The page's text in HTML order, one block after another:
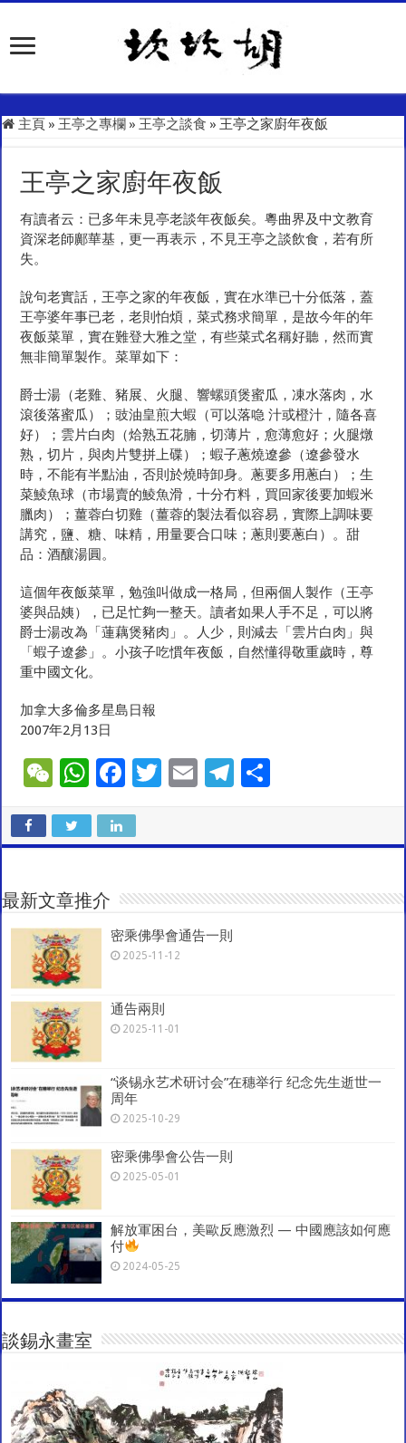
主頁 » 王亭之專欄 » 王亭之談食 » 王亭之家廚年夜飯
王亭之家廚年夜飯
有讀者云：已多年未見亭老談年夜飯矣。粵曲界及中文教育
資深老師鄺華基，更一再表示，不見王亭之談飲食，若有所
失。
說句老實話，王亭之家的年夜飯，實在水準已十分低落，蓋
王亭婆年事已老，老則怕煩，菜式務求簡單，是故今年的年
夜飯菜單，實在難登大雅之堂，有些菜式名稱好聽，然而實
無非簡單製作。菜單如下：
爵士湯（老雞、豬展、火腿、響螺頭煲蜜瓜，凍水落肉，水
滾後落蜜瓜）；豉油皇煎大蝦（可以落喼 汁或橙汁，隨各喜
好）；雲片白肉（烚熟五花腩，切薄片，愈薄愈好；火腿燉
熟，切片，與肉片雙拼上碟）；蝦子蔥燒遼參（遼參發水
時，不能有半點油，否則於燒時卸身。蔥要多用蔥白）；生
菜鯪魚球（市場賣的鯪魚滑，十分冇料，買回家後要加蝦米
臘肉）；薑蓉白切雞（薑蓉的製法看似容易，實際上調味要
講究，鹽、糖、味精，用量要合口味；蔥則要蔥白）。甜
品：酒釀湯圓。
這個年夜飯菜單，勉強叫做成一格局，但兩個人製作（王亭
婆與品姨），已足忙夠一整天。讀者如果人手不足，可以將
爵士湯改為「蓮藕煲豬肉」。人少，則減去「雲片白肉」與
「蝦子遼參」。小孩子吃慣年夜飯，自然懂得敬重歲時，尊
重中國文化。
加拿大多倫多星島日報
2007年2月13日
W
C
h
at
W
at
sA
p
p
F
e
b
o
k
T
er
E
l
T
gr
a
e
最新文章推介
密乘佛學會通告一則
2025-11-12
通告兩則
2025-11-01
“谈锡永艺术研讨会”在穗举行 纪念先生逝世一
周年
2025-10-29
密乘佛學會公告一則
2025-05-01
解放軍困台，美歐反應激烈 — 中國應該如何應
付
2024-05-25
談錫永畫室